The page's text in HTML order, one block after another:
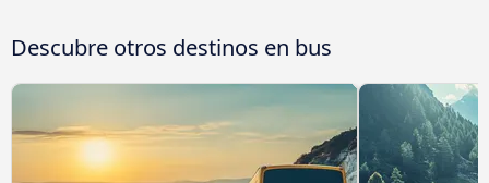
Descubre otros destinos en bus